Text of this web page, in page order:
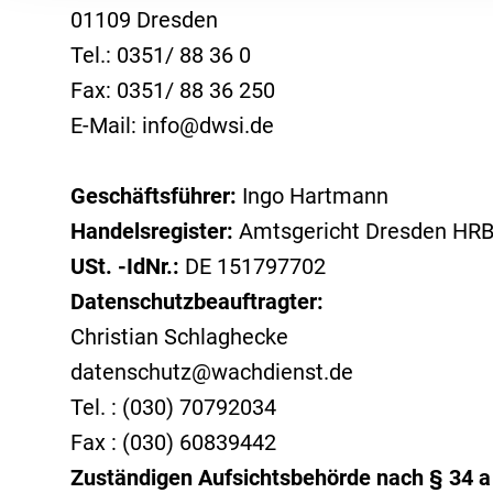
Hafensicherheit gem. ISPS-Code
Museale Sicherheit
Rezeptionsdienst
Sicherheit für die Luftfahrt
Sicherheit für KRITIS
Sicherheit im Justizvollzug
Shopguards
Tor- & Empfangsdienst
Veranstaltungsservice
Drohnen
Grundsatzerklärung (LkSG)
01109 Dresden
Tel.: 0351/ 88 36 0
Fax: 0351/ 88 36 250
E-Mail: info@dwsi.de
Geschäftsführer: Ingo Hartmann
Handelsregister: Amtsgericht Dresden
USt. -IdNr.: DE 151797702
Datenschutzbeauftragter:
Christian Schlaghecke
datenschutz@wachdienst.de
Tel. : (030) 70792034
Fax : (030) 60839442
Zuständigen Aufsichtsbehörde nach § 34 a